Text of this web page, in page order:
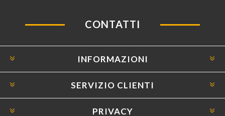
CONTATTI
INFORMAZIONI
SERVIZIO CLIENTI
PRIVACY